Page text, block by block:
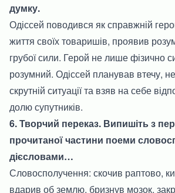
думку.
Одіссей поводився як справжній
життя своїх товаришів, проявив
грубої сили. Герой не лише фізично
розумний. Одіссей планував втечу,
скрутній ситуації та взяв на себе
долю супутників.
6. Творчий переказ. Випишіть з
прочитаної частини поеми
дієсловами…
Словосполучення: скочив раптово,
вдарив об землю, бризнув мозок,